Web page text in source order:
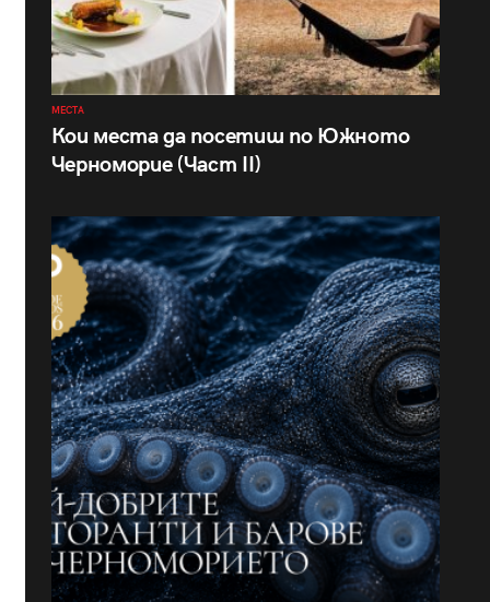
МЕСТА
Кои места да посетиш по Южното
Черноморие (Част II)